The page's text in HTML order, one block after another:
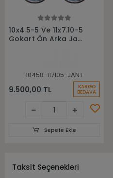
10x4.5-5 Ve 11x7.10-5
Gokart Ön Arka Jant
10458-117105-JANT
9.500,00 TL KARGO
BEDAVA
Sepete Ekle
Taksit Seçenekleri